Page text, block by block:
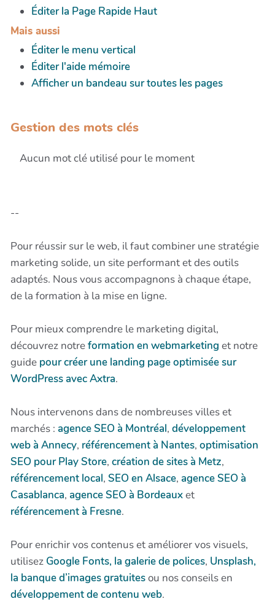
Éditer la Page Rapide Haut
Mais aussi
Éditer le menu vertical
Éditer l'aide mémoire
Afficher un bandeau sur toutes les pages
Gestion des mots clés
Aucun mot clé utilisé pour le moment
--
Pour réussir sur le web, il faut combiner une stratégie
marketing solide, un site performant et des outils
adaptés. Nous vous accompagnons à chaque étape,
de la formation à la mise en ligne.
Pour mieux comprendre le marketing digital,
découvrez notreformation en webmarketing et notre
guide pour créer une landing page optimisée sur
WordPress avec Axtra.
Nous intervenons dans de nombreuses villes et
marchés : agence SEO à Montréal, développement
web à Annecy, référencement à Nantes, optimisation
SEO pour Play Store, création de sites à Metz,
référencement local, SEO en Alsace, agence SEO à
Casablanca, agence SEO à Bordeauxet
référencement à Fresne.
Pour enrichir vos contenus et améliorer vos visuels,
utilisez Google Fonts, la galerie de polices, Unsplash,
la banque d’images gratuitesou nos conseils en
développement de contenu web.